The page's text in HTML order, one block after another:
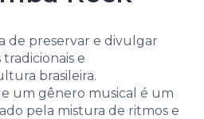
de preservar e divulgar
e
brasileira.
um gênero musical é um
pela mistura de ritmos e